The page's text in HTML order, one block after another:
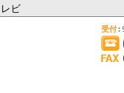
ビ
Explorerから閲覧する場
受付